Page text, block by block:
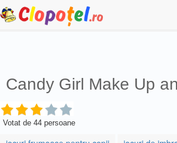
Candy Girl Make Up
Votat de 44 persoane